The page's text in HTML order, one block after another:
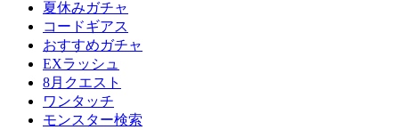
夏休みガチャ
コードギアス
おすすめガチャ
EXラッシュ
8月クエスト
ワンタッチ
モンスター検索